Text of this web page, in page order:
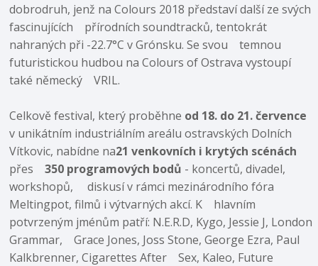
dobrodruh, jenž na Colours 2018 představí další ze svých
fascinujících přírodních soundtracků, tentokrát
nahraných při -22.7°C v Grónsku. Se svou temnou
futuristickou hudbou na Colours of Ostrava vystoupí
také německý VRIL.
Celkově festival, který proběhne od 18. do 21. července
v unikátním industriálním areálu ostravských Dolních
Vítkovic, nabídne na21 venkovních i krytých scénách
přes350 programových bodů - koncertů, divadel,
workshopů, diskusí v rámci mezinárodního fóra
Meltingpot, filmů i výtvarných akcí. K hlavním
potvrzeným jménům patří: N.E.R.D, Kygo, Jessie J, London
Grammar, Grace Jones, Joss Stone, George Ezra, Paul
Kalkbrenner, Cigarettes After Sex, Kaleo, Future